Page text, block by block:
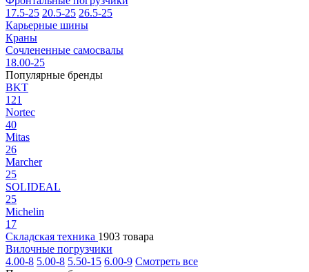
17.5-25 20.5-25 26.5-25
Карьерные шины
Краны
Сочлененные самосвалы
18.00-25
Популярные бренды
BKT
121
Nortec
40
Mitas
26
Marcher
25
SOLIDEAL
25
Michelin
17
Складская техника 1903 товара
Вилочные погрузчики
4.00-8 5.00-8 5.50-15 6.00-9 Смотреть все